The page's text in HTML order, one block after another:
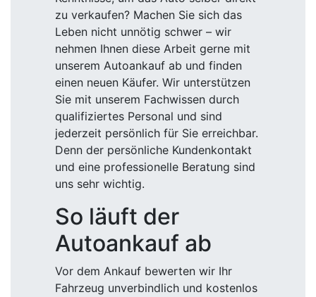
zu verkaufen? Machen Sie sich das
Leben nicht unnötig schwer – wir
nehmen Ihnen diese Arbeit gerne mit
unserem Autoankauf ab und finden
einen neuen Käufer. Wir unterstützen
Sie mit unserem Fachwissen durch
qualifiziertes Personal und sind
jederzeit persönlich für Sie erreichbar.
Denn der persönliche Kundenkontakt
und eine professionelle Beratung sind
uns sehr wichtig.
So läuft der
Autoankauf ab
Vor dem Ankauf bewerten wir Ihr
Fahrzeug unverbindlich und kostenlos